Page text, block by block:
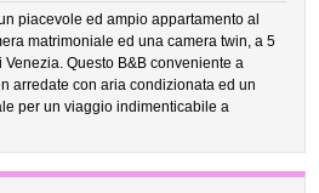
piacevole ed ampio appartamento al
matrimoniale ed una camera twin, a 5
Questo B&B conveniente a
arredate con aria condizionata ed un
per un viaggio indimenticabile a